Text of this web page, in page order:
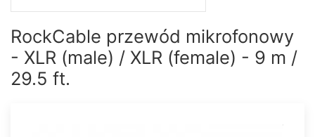
RockCable przewód mikrofonowy
- XLR (male) / XLR (female) - 9 m /
29.5 ft.